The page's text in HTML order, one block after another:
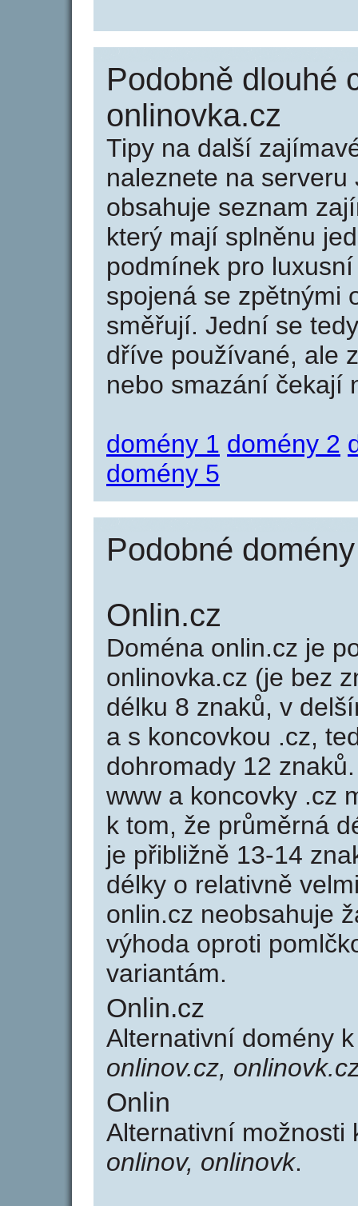
Podobně dlouhé
onlinovka.cz
Tipy na další
naleznete na serveru
obsahuje seznam
který mají splněnu
podmínek pro
spojená se zpětnými
směřují. Jední se
dříve používané, ale
nebo smazání čekají
domény 1 domény 2
domény 5
Podobné
Onlin.cz
Doména onlin.cz je
onlinovka.cz (je bez
délku 8 znaků, v
a s koncovkou .cz,
dohromady 12
www a koncovky .cz
k tom, že průměrná
je přibližně 13-14
délky o relativně
onlin.cz neobsahuje
výhoda oproti
variantám.
Onlin.cz
Alternativní domény
onlinov.cz,
Onlin
Alternativní
onlinov, onlinovk.